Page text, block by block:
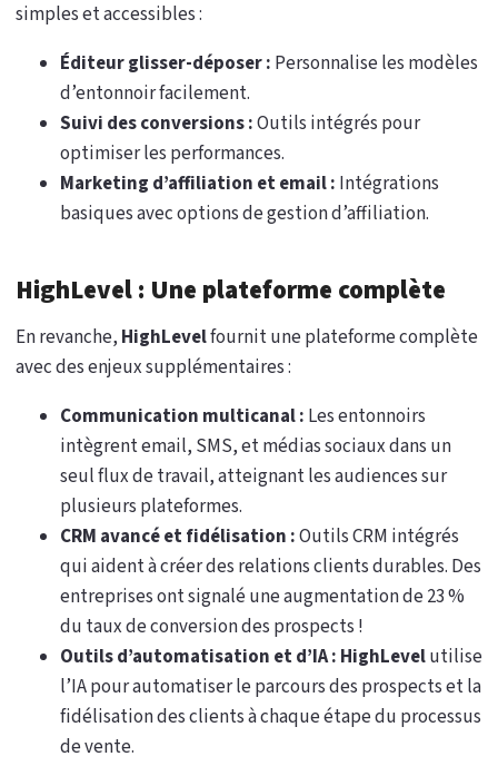
simples et accessibles :
Éditeur glisser-déposer : Personnalise les modèles
d’entonnoir facilement.
Suivi des conversions :Outils intégrés pour
optimiser les performances.
Marketing d’affiliation et email : Intégrations
basiques avec options de gestion d’affiliation.
HighLevel : Une plateforme complète
En revanche, HighLevelfournit une plateforme complète
avec des enjeux supplémentaires :
Communication multicanal : Les entonnoirs
intègrent email, SMS, et médias sociaux dans un
seul flux de travail, atteignant les audiences sur
plusieurs plateformes.
CRM avancé et fidélisation :Outils CRM intégrés
qui aident à créer des relations clients durables. Des
entreprises ont signalé une augmentation de 23 %
du taux de conversion des prospects !
Outils d’automatisation et d’IA : HighLevelutilise
l’IA pour automatiser le parcours des prospects et la
fidélisation des clients à chaque étape du processus
de vente.